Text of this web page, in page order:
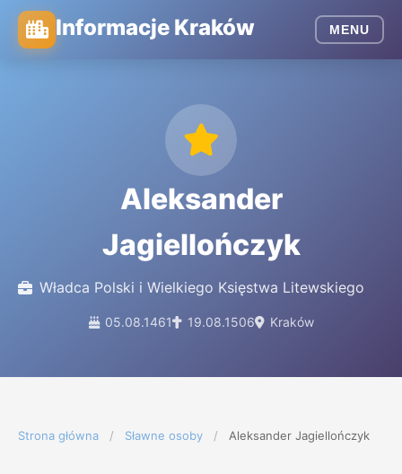
Informacje Kraków MENU
Aleksander
Jagiellończyk
Władca Polski i Wielkiego Księstwa Litewskiego
05.08.1461 19.08.1506 Kraków
Strona główna / Sławne osoby / Aleksander Jagiellończyk